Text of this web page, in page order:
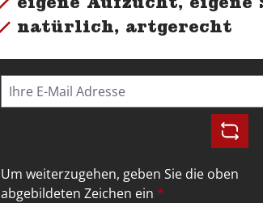
natürlich, artgerecht
Um weiterzugehen, geben Sie die oben
abgebildeten Zeichen ein *